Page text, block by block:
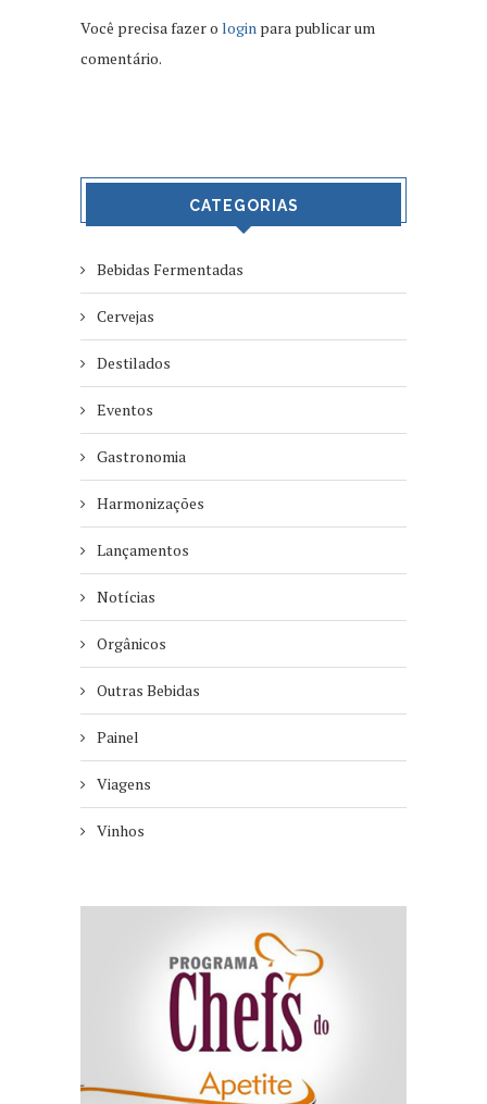
Você precisa fazer o login para publicar um
comentário.
CATEGORIAS
Bebidas Fermentadas
Cervejas
Destilados
Eventos
Gastronomia
Harmonizações
Lançamentos
Notícias
Orgânicos
Outras Bebidas
Painel
Viagens
Vinhos